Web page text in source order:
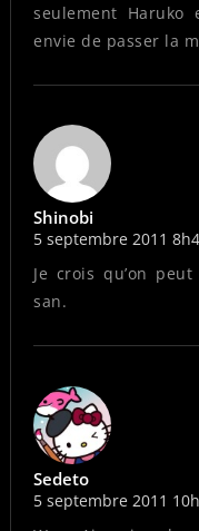
seulement
envie de passer la
Shinobi
5 septembre 2011
Je crois qu’on
san.
Sedeto
5 septembre 2011